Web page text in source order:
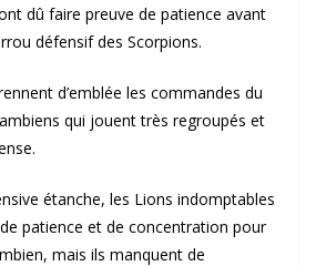
dû faire preuve de patience avant
défensif des Scorpions.
d’emblée les commandes du
qui jouent très regroupés et
étanche, les Lions indomptables
patience et de concentration pour
mais ils manquent de